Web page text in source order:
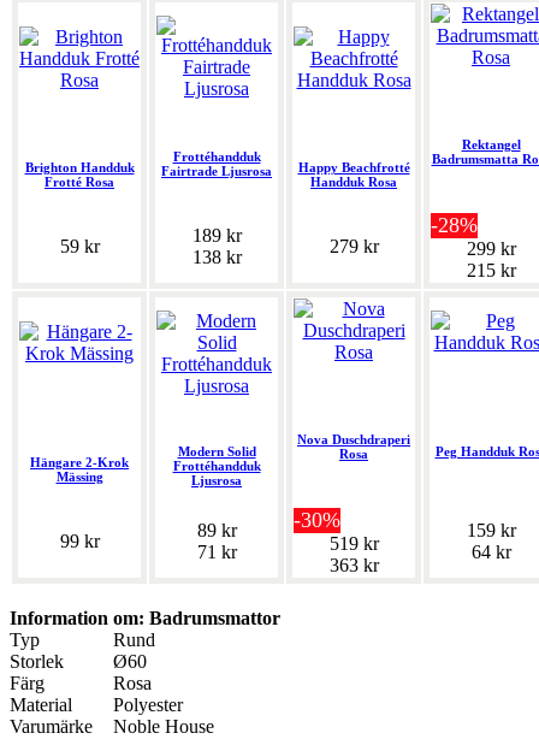
Brighton Handduk
Frotté Rosa
59 kr
Frottéhandduk
Fairtrade Ljusrosa
189 kr
138 kr
Happy Beachfrotté
Handduk Rosa
279 kr
Rektangel
Badrumsmatta
-28%
299 kr
215 kr
Hängare 2-Krok
Mässing
99 kr
Modern Solid
Frottéhandduk
Ljusrosa
89 kr
71 kr
Nova Duschdraperi
Rosa
-30%
519 kr
363 kr
Peg Handduk
159 kr
64 kr
Information om: Badrumsmattor
Typ
Rund
Storlek
Ø60
Färg
Rosa
Material
Polyester
Varumärke
Noble House